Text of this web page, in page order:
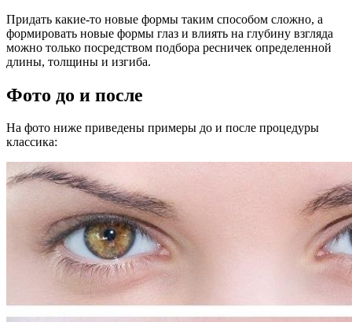
Придать какие-то новые формы таким способом сложно, а
формировать новые формы глаз и влиять на глубину взгляда
можно только посредством подбора ресничек определенной
длины, толщины и изгиба.
Фото до и после
На фото ниже приведены примеры до и после процедуры
классика: